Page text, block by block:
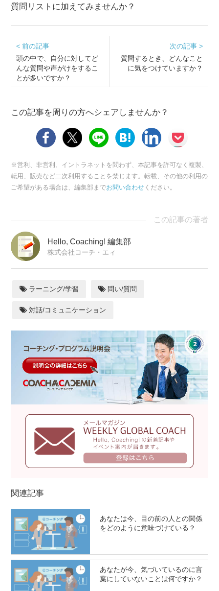
質問リストに加えてみませんか？
< 前の記事
頭の中で、自分に対してど
んな質問や声がけをするこ
とが多いですか？
次の記事 >
質問するとき、どんなこと
に気をつけていますか？
この記事を周りの方へシェアしませんか？
※営利、非営利、イントラネットを問わず、本記事を許可なく複製、
転用、販売など二次利用することを禁じます。転載、その他の利用の
ご希望がある場合は、編集部までお問い合わせ ください。
この記事の著者
Hello, Coaching! 編集部
株式会社コーチ・エィ
ラーニング/学習 問い/質問
対話/コミュニケーション
関連記事
あなたは今、目の前の人との関係
をどのように意味づけている？
あなたが今、気づいているのに言
葉にしていないことは何ですか？